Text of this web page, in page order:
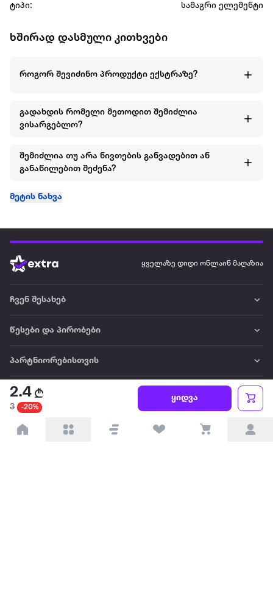
2.4
3 -20%
ყიდვა
ტიპი:
სამაგრი ელემენტი
ხშირად დასმული კითხვები
როგორ შევიძინო პროდუქტი ექსტრაზე?
გადახდის რომელი მეთოდით შემიძლია
ვისარგებლო?
შემიძლია თუ არა ნივთების განვადებით ან
განაწილებით შეძენა?
მეტის ნახვა
ყველაზე დიდი ონლაინ მაღაზია
ჩვენ შესახებ
წესები და პირობები
პარტნიორებისთვის
ტრენდული